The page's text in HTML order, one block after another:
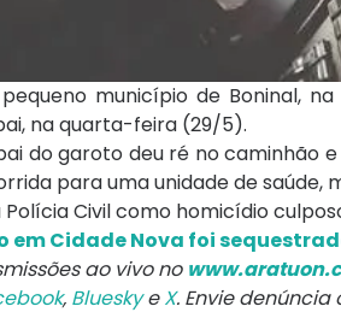
município de Boninal,
na quarta-feira (29/5).
do garoto deu ré no
para uma unidade de saúde,
Civil como homicídio
em Cidade Nova foi
ao vivo no
, BlueskyeX. Envie